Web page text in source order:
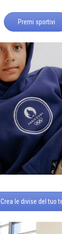
Premi sportivi
Crea le divise del tuo